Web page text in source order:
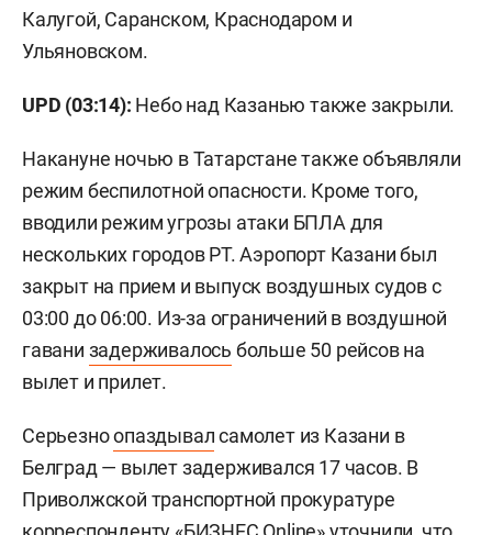
Калугой, Саранском, Краснодаром и
Ульяновском.
UPD (03:14): Небо над Казанью также закрыли.
Накануне ночью в Татарстане также объявляли
режим беспилотной опасности. Кроме того,
вводили режим угрозы атаки БПЛА для
нескольких городов РТ. Аэропорт Казани был
закрыт на прием и выпуск воздушных судов с
03:00 до 06:00. Из-за ограничений в воздушной
гавани задерживалось больше 50 рейсов на
вылет и прилет.
Серьезноопаздывалсамолет из Казани в
Белград — вылет задерживался 17 часов. В
Приволжской транспортной прокуратуре